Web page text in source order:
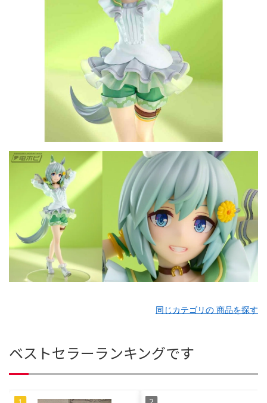
同じカテゴリの 商品を探す
ベストセラーランキングです